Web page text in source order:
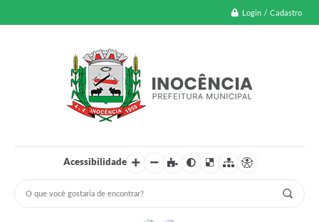
Login / Cadastro
Acessibilidade